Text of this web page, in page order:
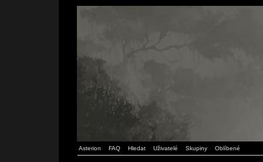
Asterion FAQ Hledat Uživatelé Skupiny Oblíbené